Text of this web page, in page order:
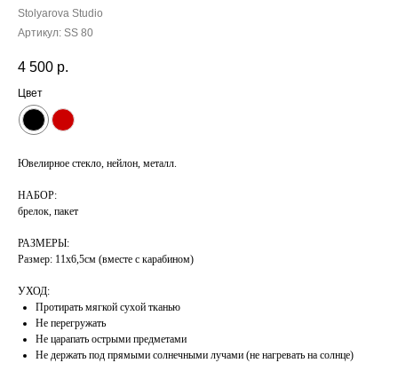
Stolyarova Studio
Артикул: SS 80
4 500 р.
Цвет
Ювелирное стекло, нейлон, металл.
НАБОР:
брелок, пакет
РАЗМЕРЫ:
Размер: 11х6,5см (вместе с карабином)
УХОД:
Протирать мягкой сухой тканью
Не перегружать
Не царапать острыми предметами
Не держать под прямыми солнечными лучами (не нагревать на солнце)